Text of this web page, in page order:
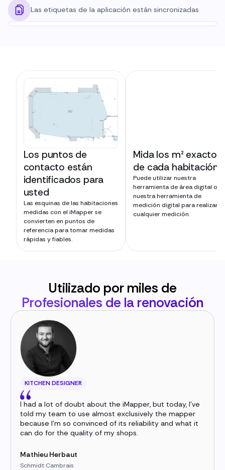
Las etiquetas de la aplicación están sincronizadas
Los puntos de
contacto están
identificados para
usted
Las esquinas de las habitaciones
medidas con el iMapper se
convierten en puntos de
referencia para tomar medidas
rápidas y fiables.
Mida los m² exactos
de cada habitación
Puede utilizar nuestra
herramienta de área digital o
nuestra herramienta de
medición digital para realizar
cualquier medición.
Utilizado por miles de
Profesionales de la renovación
KITCHEN DESIGNER
I had a lot of doubt about the iMapper, but today, I've
told my team to use almost exclusively the mapper
because I'm so convinced of its reliability and what it
can do for the quality of my shops.
Mathieu Herbaut
Schmidt Cambrais